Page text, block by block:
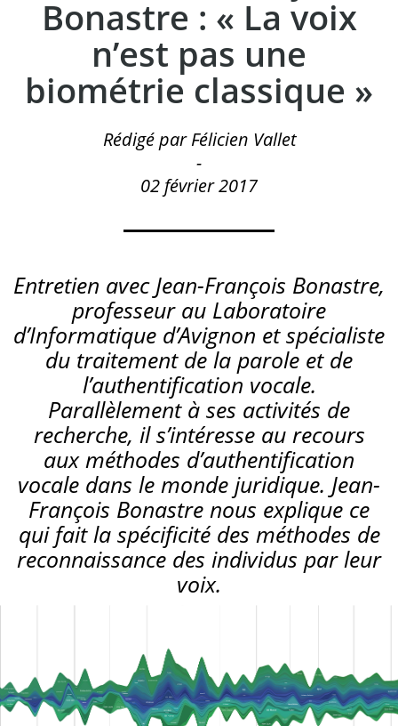
Bonastre : « La voix
n’est pas une
biométrie classique »
Rédigé par Félicien Vallet
-
02 février 2017
Entretien avec Jean-François Bonastre,
professeur au Laboratoire
d’Informatique d’Avignon et spécialiste
du traitement de la parole et de
l’authentification vocale.
Parallèlement à ses activités de
recherche, il s’intéresse au recours
aux méthodes d’authentification
vocale dans le monde juridique. Jean-
François Bonastre nous explique ce
qui fait la spécificité des méthodes de
reconnaissance des individus par leur
voix.